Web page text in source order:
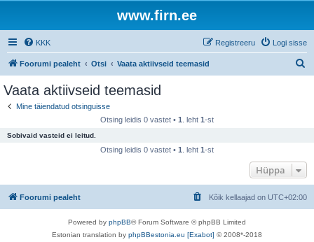
www.firn.ee
KKK Logi sisse
Registreeru
Foorumi pealeht Otsi Vaata aktiivseid teemasid
Vaata aktiivseid teemasid
Mine täiendatud otsinguisse
Otsing leidis 0 vastet • 1 . leht 1-st
Sobivaid vasteid ei leitud.
Otsing leidis 0 vastet • 1 . leht 1-st
Hüppa
Foorumi pealeht Kõik kellaajad on UTC+02:00
Powered by phpBB® Forum Software © phpBB Limited
Estonian translation by phpBBestonia.eu [Exabot] © 2008*-2018